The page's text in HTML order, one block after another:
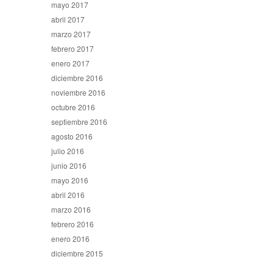
mayo 2017
abril 2017
marzo 2017
febrero 2017
enero 2017
diciembre 2016
noviembre 2016
octubre 2016
septiembre 2016
agosto 2016
julio 2016
junio 2016
mayo 2016
abril 2016
marzo 2016
febrero 2016
enero 2016
diciembre 2015